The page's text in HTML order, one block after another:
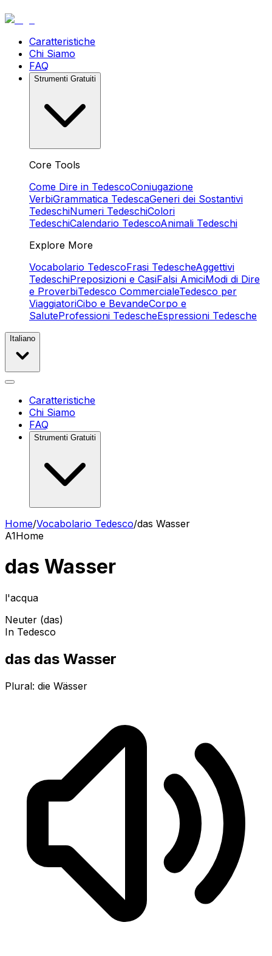
Caratteristiche
Chi Siamo
FAQ
Strumenti Gratuiti
Core Tools
Come Dire in TedescoConiugazione
VerbiGrammatica TedescaGeneri dei Sostantivi
TedeschiNumeri TedeschiColori
TedeschiCalendario TedescoAnimali Tedeschi
Explore More
Vocabolario TedescoFrasi TedescheAggettivi
TedeschiPreposizioni e CasiFalsi AmiciModi di Dire
e ProverbiTedesco CommercialeTedesco per
ViaggiatoriCibo e BevandeCorpo e
SaluteProfessioni TedescheEspressioni Tedesche
Italiano
Caratteristiche
Chi Siamo
FAQ
Strumenti Gratuiti
Home/Vocabolario Tedesco/das Wasser
A1Home
das Wasser
l'acqua
Neuter (das)
In Tedesco
das das Wasser
Plural: die Wässer